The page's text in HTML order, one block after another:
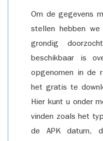
Om de gegevens
stellen hebben we
grondig
beschikbaar is
opgenomen in de
het gratis te
Hier kunt u onder
vinden zoals het
de APK datum,